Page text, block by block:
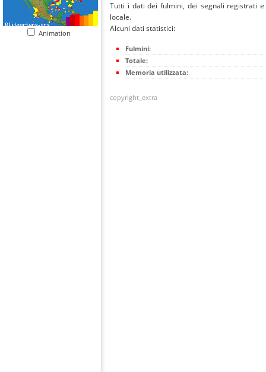
Animation
Tutti i dati dei fulmini, dei segnali registrati
locale.
Alcuni dati statistici:
Fulmini:
Totale:
Memoria utilizzata:
copyright_extra